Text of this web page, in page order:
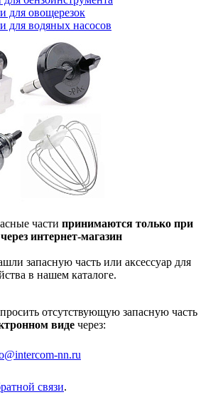
для овощерезок
для водяных насосов
части принимаются только при
интернет-магазин
запасную часть или аксессуар для
в нашем каталоге.
отсутствующую запасную часть
виде через:
nn.ru
связи.